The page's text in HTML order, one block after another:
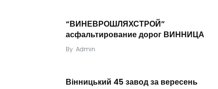
“ВИНЕВРОШЛЯХСТРОЙ”
асфальтирование дорог ВИННИЦА
By Admin
Вінницький 45 завод за вересень